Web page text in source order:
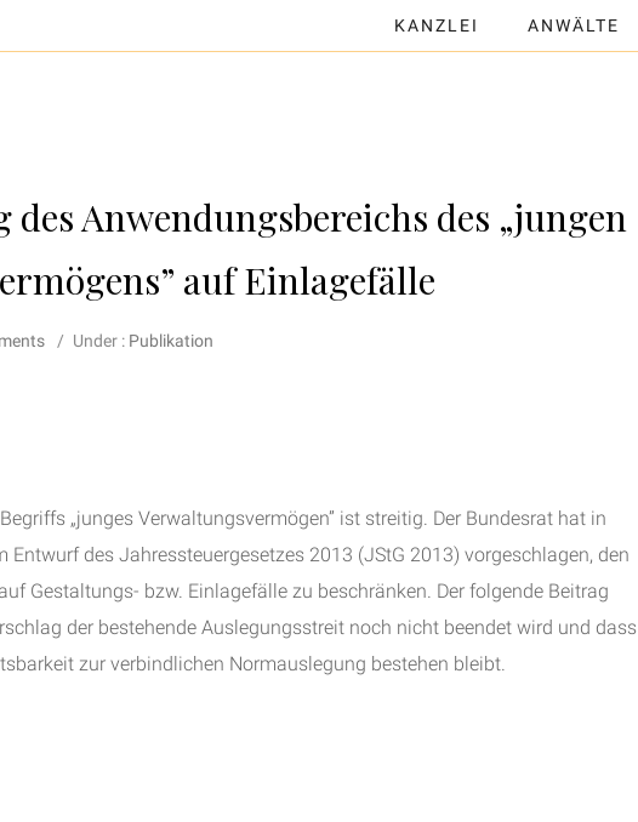
KANZLEI ANWÄLTE
des Anwendungsbereichs des „jungen
auf Einlagefälle
/ Under : Publikation
„junges Verwaltungsvermögen” ist streitig. Der Bundesrat hat in
des Jahressteuergesetzes 2013 (JStG 2013) vorgeschlagen, den
Gestaltungs- bzw. Einlagefälle zu beschränken. Der folgende Beitrag
der bestehende Auslegungsstreit noch nicht beendet wird und dass
zur verbindlichen Normauslegung bestehen bleibt.